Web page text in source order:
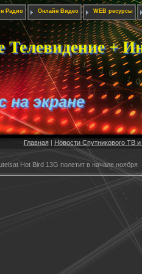
Радио Онлайн Видео WEB ресурсы
Телевидение +
на экране
Главная| Новости Спутникового ТВ
Hot Bird 13G полетит в начале ноября